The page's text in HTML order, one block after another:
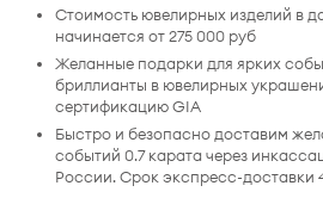
Стоимость ювелирных изделий в
начинается от 275 000 руб
Желанные подарки для ярких
бриллианты в ювелирных
сертификацию GIA
Быстро и безопасно доставим
событий 0.7 карата через
России. Срок экспресс-доставки